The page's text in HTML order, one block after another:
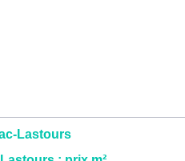
Lastours